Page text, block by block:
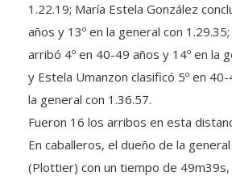
1.22.19; María Estela González
años y 13º en la general con
arribó 4º en 40-49 años y 14º en la
y Estela Umanzon clasificó 5º en
la general con 1.36.57.
Fueron 16 los arribos en esta
En caballeros, el dueño de la
(Plottier) con un tiempo de